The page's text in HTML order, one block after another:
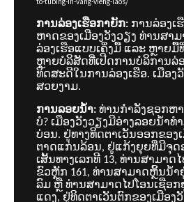
ການລ່ອງເຮືອກາຍັກ: ການລ່ອງເ
ຫາດຂອງເມືອງວັງວຽງ ທ່ານສາມ
ລ່ອງເຮືອແບບເຄິ່ງມື້ ແລະ ຫຼາຍ
ຫຼາຍບໍລິສັດທີ່ເປີດການບໍລິການລ່
ທິດສະດີໃນການລ່ອງເຮືອ. ເມືອງ
ສວຍງາມ.
ການລອຍນ້ຳ: ທ່ານກຳລັງຊອກຫ
ບໍ? ເມືອງວັງວຽງມີອ່າງລອຍນ້ຳ
ບ່ອນ. ຢູ່ທາງທິດຕາເວັນອອກຂອງ
ຕາດແກ່ນລ້ອນ, ຢູ່ແກ້ງຍຸຍທີ່ມີຈຸດ
ເສັ້ນທາງເລກທີ 13, ທ່ານສາມາດ
ຂົວຫຼັກ 161, ທ່ານສາມາດຫຼິ້ນນ້ຳ
ລົມ ຫຼື ທ່ານສາມາດໄປໂອນເຊືອ
ແດງ, ຢູ່ທິດຕາເວັນຕົກຂອງເມືອງ